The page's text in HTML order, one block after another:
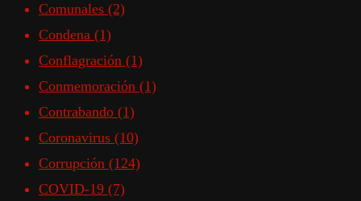
Comunales (2)
Condena (1)
Conflagración (1)
Conmemoración (1)
Contrabando (1)
Coronavirus (10)
Corrupción (124)
COVID-19 (7)